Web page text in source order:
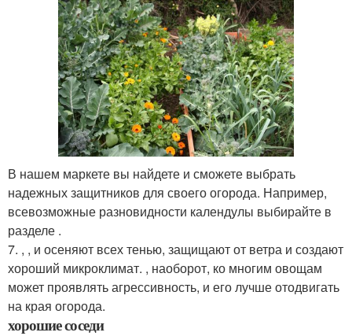
В нашем маркете вы найдете и сможете выбрать
надежных защитников для своего огорода. Например,
всевозможные разновидности календулы выбирайте в
разделе .
7. , , и осеняют всех тенью, защищают от ветра и создают
хороший микроклимат. , наоборот, ко многим овощам
может проявлять агрессивность, и его лучше отодвигать
на края огорода.
хорошие соседи